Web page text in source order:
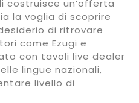
costruisce un’offerta
la voglia di scoprire
di ritrovare
come Ezugi e
con tavoli live dealer
lingue nazionali,
livello di